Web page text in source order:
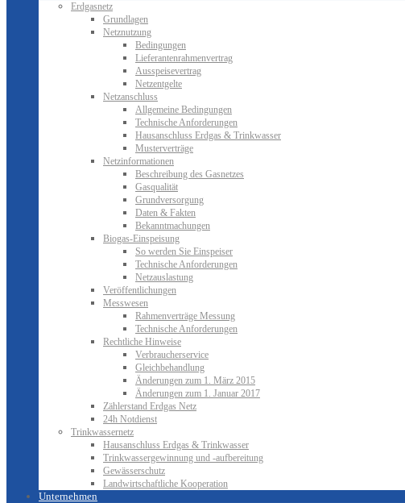
Erdgasnetz
Grundlagen
Netznutzung
Bedingungen
Lieferantenrahmenvertrag
Ausspeisevertrag
Netzentgelte
Netzanschluss
Allgemeine Bedingungen
Technische Anforderungen
Hausanschluss Erdgas & Trinkwasser
Musterverträge
Netzinformationen
Beschreibung des Gasnetzes
Gasqualität
Grundversorgung
Daten & Fakten
Bekanntmachungen
Biogas-Einspeisung
So werden Sie Einspeiser
Technische Anforderungen
Netzauslastung
Veröffentlichungen
Messwesen
Rahmenverträge Messung
Technische Anforderungen
Rechtliche Hinweise
Verbraucherservice
Gleichbehandlung
Änderungen zum 1. März 2015
Änderungen zum 1. Januar 2017
Zählerstand Erdgas Netz
24h Notdienst
Trinkwassernetz
Hausanschluss Erdgas & Trinkwasser
Trinkwassergewinnung und -aufbereitung
Gewässerschutz
Landwirtschaftliche Kooperation
Unternehmen